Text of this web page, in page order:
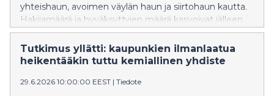
yhteishaun, avoimen väylän haun ja siirtohaun kautta.
Hakijamäärä ja hyväksyttyjen määrä kasvoivat jälleen
edellisvuodesta. Tampereen yliopisto oli Suomen
toiseksi suosituin yliopisto ensisijaisten hakemusten
perusteella.
Tutkimus yllätti: kaupunkien ilmanlaatua
heikentääkin tuttu kemiallinen yhdiste
29.6.2026 10:00:00 EEST | Tiedote